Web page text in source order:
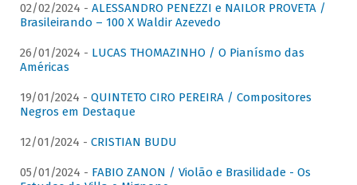
02/02/2024 - ALESSANDRO PENEZZI e NAILOR PROVETA /
Brasileirando – 100 X Waldir Azevedo
26/01/2024 - LUCAS THOMAZINHO / O Pianísmo das
Américas
19/01/2024 - QUINTETO CIRO PEREIRA / Compositores
Negros em Destaque
12/01/2024 - CRISTIAN BUDU
05/01/2024 - FABIO ZANON / Violão e Brasilidade - Os